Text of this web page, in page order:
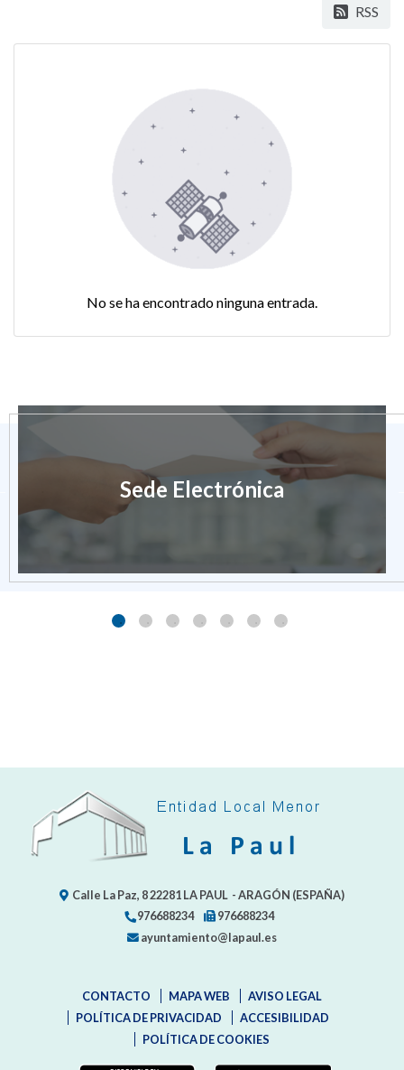
RSS
No se ha encontrado ninguna entrada.
Sede Electrónica
Calle La Paz, 822281LA PAUL - ARAGÓN (ESPAÑA)
976688234
976688234
ayuntamiento@lapaul.es
CONTACTO MAPA WEB
AVISO LEGAL
POLÍTICA DE PRIVACIDAD
ACCESIBILIDAD
POLÍTICA DE COOKIES